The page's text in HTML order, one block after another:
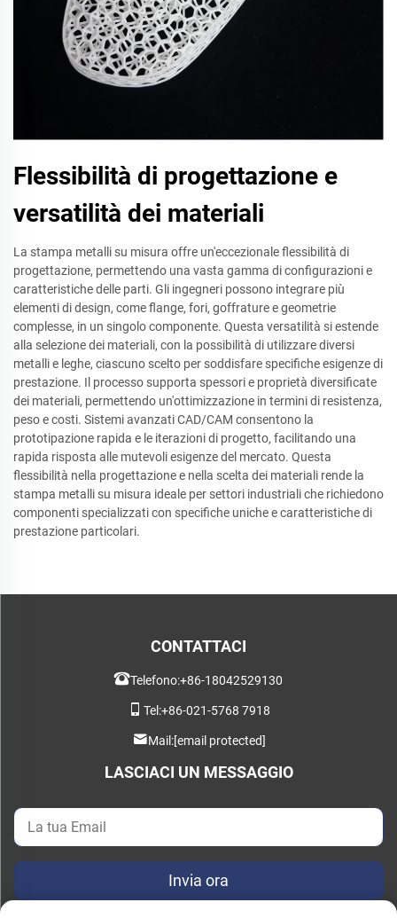
Flessibilità di progettazione e
versatilità dei materiali
La stampa metalli su misura offre un'eccezionale flessibilità di
progettazione, permettendo una vasta gamma di configurazioni e
caratteristiche delle parti. Gli ingegneri possono integrare più
elementi di design, come flange, fori, goffrature e geometrie
complesse, in un singolo componente. Questa versatilità si estende
alla selezione dei materiali, con la possibilità di utilizzare diversi
metalli e leghe, ciascuno scelto per soddisfare specifiche esigenze di
prestazione. Il processo supporta spessori e proprietà diversificate
dei materiali, permettendo un'ottimizzazione in termini di resistenza,
peso e costi. Sistemi avanzati CAD/CAM consentono la
prototipazione rapida e le iterazioni di progetto, facilitando una
rapida risposta alle mutevoli esigenze del mercato. Questa
flessibilità nella progettazione e nella scelta dei materiali rende la
stampa metalli su misura ideale per settori industriali che richiedono
componenti specializzati con specifiche uniche e caratteristiche di
prestazione particolari.
CONTATTACI
Telefono:+86-18042529130
Tel:+86-021-5768 7918
Mail:[email protected]
LASCIACI UN MESSAGGIO
Invia ora